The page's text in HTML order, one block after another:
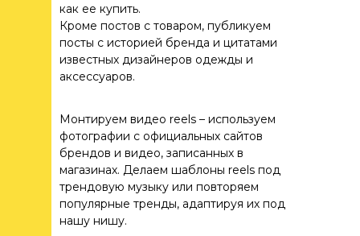
как ее купить.
Кроме постов с товаром, публикуем
посты с историей бренда и цитатами
известных дизайнеров одежды и
аксессуаров.
Монтируем видео reels – используем
фотографии с официальных сайтов
брендов и видео, записанных в
магазинах. Делаем шаблоны reels под
трендовую музыку или повторяем
популярные тренды, адаптируя их под
нашу нишу.